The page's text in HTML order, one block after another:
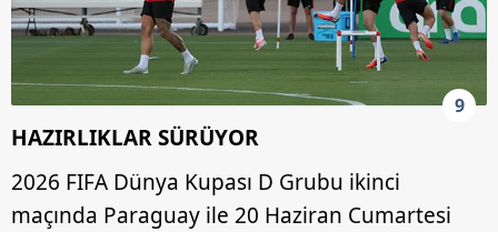
9
HAZIRLIKLAR SÜRÜYOR
2026 FIFA Dünya Kupası D Grubu ikinci
maçında Paraguay ile 20 Haziran Cumartesi